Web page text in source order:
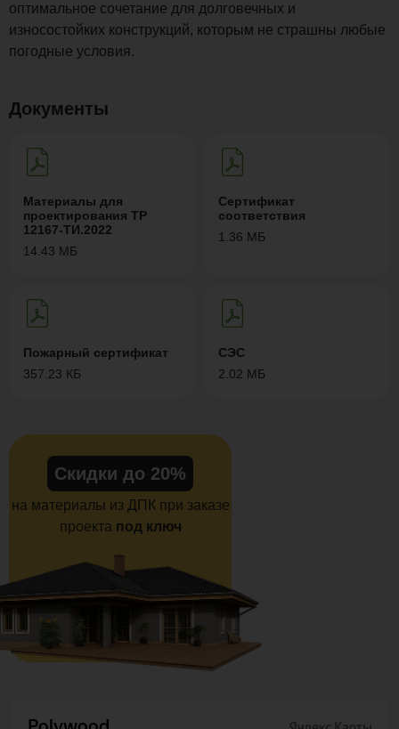
оптимальное сочетание для долговечных и
износостойких конструкций, которым не страшны любые
погодные условия.
Документы
Материалы для
проектирования ТР
12167-ТИ.2022
14.43 МБ
Сертификат
соответствия
1.36 МБ
Пожарный сертификат
357.23 КБ
СЭС
2.02 МБ
Скидки до 20%
на материалы из ДПК при заказе
проекта под ключ